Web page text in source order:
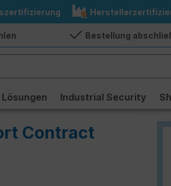
Bestellung
Lösungen Industrial Security
Contract